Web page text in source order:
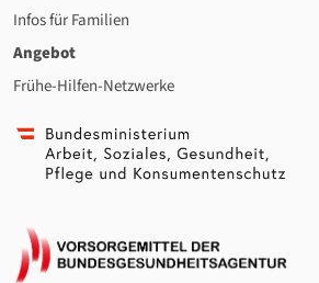
Infos für Familien
Angebot
Frühe-Hilfen-Netzwerke